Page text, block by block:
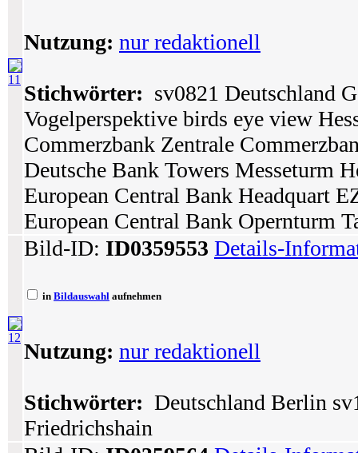
11
Nutzung: nur redaktionell
Stichwörter: sv0821 Deutschland
Vogelperspektive birds eye view
Commerzbank Zentrale
Deutsche Bank Towers Messeturm
European Central Bank Headquart
European Central Bank Opernturm
12
Bild-ID: ID0359553 Details-
in Bildauswahl aufnehmen
Nutzung: nur redaktionell
Stichwörter: Deutschland Berlin
Friedrichshain